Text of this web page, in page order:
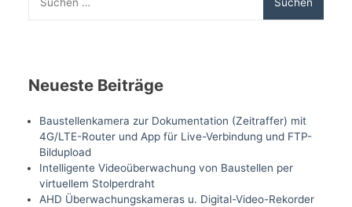
nach:
Neueste Beiträge
Baustellenkamera zur Dokumentation (Zeitraffer) mit
4G/LTE-Router und App für Live-Verbindung und FTP-
Bildupload
Intelligente Videoüberwachung von Baustellen per
virtuellem Stolperdraht
AHD Überwachungskameras u. Digital-Video-Rekorder